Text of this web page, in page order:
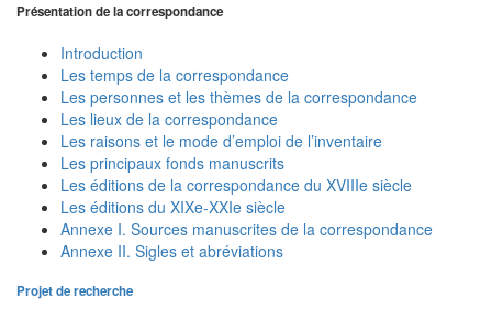
Présentation de la correspondance
Introduction
Les temps de la correspondance
Les personnes et les thèmes de la correspondance
Les lieux de la correspondance
Les raisons et le mode d’emploi de l’inventaire
Les principaux fonds manuscrits
Les éditions de la correspondance du XVIIIe siècle
Les éditions du XIXe-XXIe siècle
Annexe I. Sources manuscrites de la correspondance
Annexe II. Sigles et abréviations
Projet de recherche